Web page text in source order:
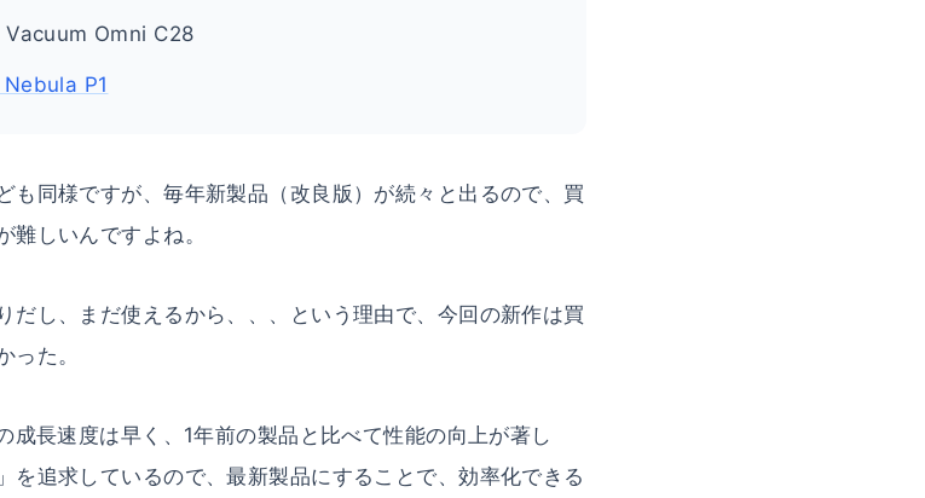
Vacuum Omni C28
P1
も同様ですが、毎年新製品（改良版）が続々と出るので、買
難しいんですよね。
だし、まだ使えるから、、、という理由で、今回の新作は買
った。
成長速度は早く、1年前の製品と比べて性能の向上が著し
を追求しているので、最新製品にすることで、効率化できる